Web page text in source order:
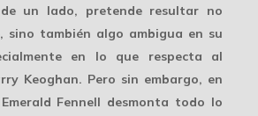
un lado, pretende resultar no
sino también algo ambigua en su
en lo que respecta al
Keoghan. Pero sin embargo, en
Fennell desmonta todo lo